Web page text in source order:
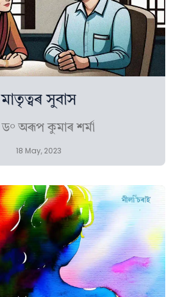
মাতৃত্বৰ সুবাস
ড° অৰূপ কুমাৰ শৰ্মা
18 May, 2023